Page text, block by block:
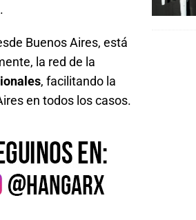
Buenos Aires, está
la red de la
, facilitando la
en todos los casos.